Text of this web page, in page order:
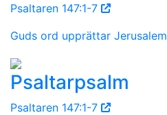
Psaltaren 147:1-7
Guds ord upprättar Jerusalem
Psaltarpsalm
Psaltaren 147:1-7